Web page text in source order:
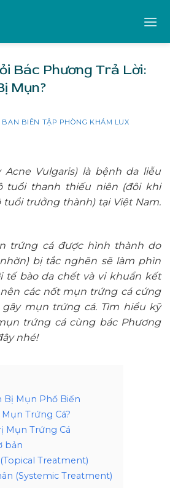
Bác Phương Trả Lời:
Mụn?
BAN BIÊN TẬP PHÒNG KHÁM LUX
Vulgaris) là bệnh da liễu
tuổi thanh thiếu niên (đôi khi
trưởng thành) tại Việt Nam.
trứng cá được hình thành do
bị tắc nghẽn sẽ làm phìn
tế bào da chết và vi khuẩn kết
các nốt mụn trứng cá cứng
mụn trứng cá. Tìm hiểu kỹ
trứng cá cùng bác Phương
nhé!
Bị Mụn Phổ Biến
Mụn Trứng Cá?
Mụn Trứng Cá
bản
Treatment)
(Systemic Treatment)